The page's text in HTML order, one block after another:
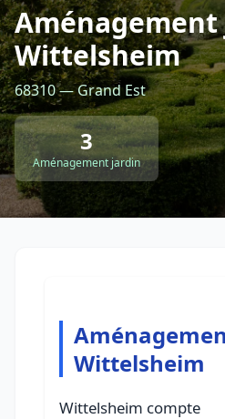
Retour
CGU- Confidentialité-
Wittelsheim
68310 — Grand Est
3
Aménagement jardin
Wittelsheim
Wittelsheim compte